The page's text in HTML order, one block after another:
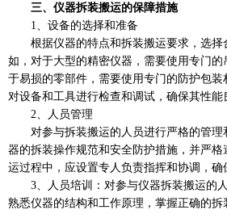
三、仪器拆装搬运的保障措施
1、设备的选择和准备
根据仪器的特点和拆装搬运要求，选择
如，对于大型的精密仪器，需要使用专门
于易损的零部件，需要使用专门的防护包
对设备和工具进行检查和调试，确保其性能
2、人员管理
对参与拆装搬运的人员进行严格的管
器的拆装操作规范和安全防护措施，并严
运过程中，应设置专人负责指挥和协调，确
3、人员培训：对参与仪器拆装搬运的
熟悉仪器的结构和工作原理，掌握正确的